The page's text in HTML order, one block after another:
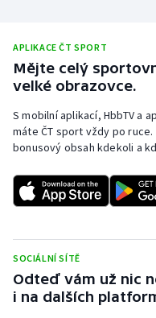
APLIKACE ČT SPORT
Mějte celý
velké obrazovce.
S mobilní aplikací, HbbTV a
máte ČT sport vždy po
bonusový obsah kdekoli a
SOCIÁLNÍ SÍTĚ
Odteď vám už nic
i na dalších